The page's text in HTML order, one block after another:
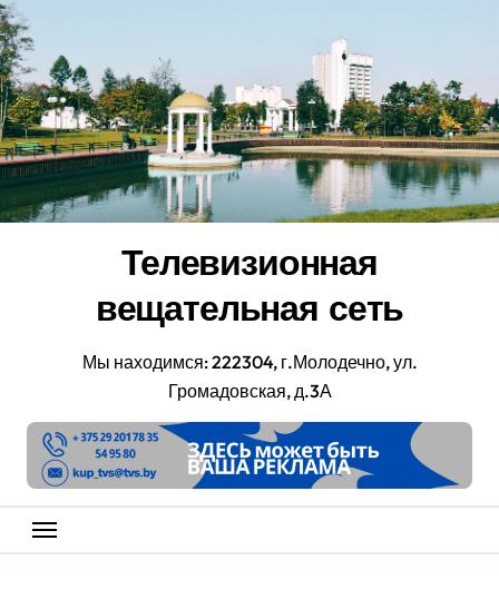
Перейти
к
содержанию
Телевизионная
вещательная сеть
Мы находимся: 222304, г.Молодечно, ул.
Громадовская, д.3А